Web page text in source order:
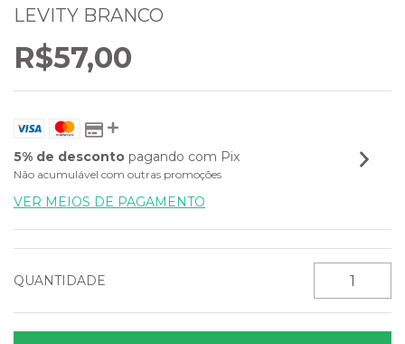
LEVITY BRANCO
R$57,00
5% de desconto pagando com Pix
Não acumulável com outras promoções
VER MEIOS DE PAGAMENTO
QUANTIDADE